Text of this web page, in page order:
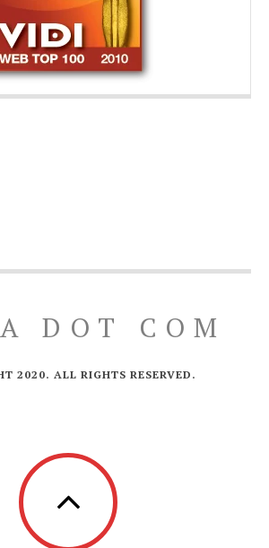
DOT COM
2020. ALL RIGHTS RESERVED.